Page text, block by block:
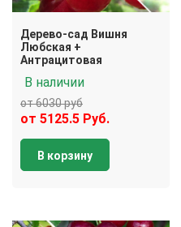
Дерево-сад Вишня
Любская +
Антрацитовая
В наличии
от 6030 руб
от 5125.5 Руб.
В корзину